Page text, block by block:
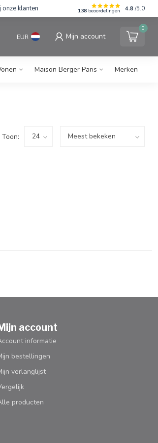
onze klanten 138 beoordelingen 4.8 /5.0
EUR Mijn account
0
Maison Berger Paris Merken
Toon:
account
informatie
bestellingen
verlanglijst
producten